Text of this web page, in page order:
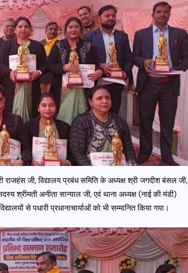
राजहंस जी, विद्यालय प्रबंध समिति के अध्यक्ष श्री जगदीश बंसल जी,
श्रीमती अनीता सान्याल जी, एवं थाना अध्यक्ष (नाई की मंडी)
से पधारी प्रधानाचार्याओं को भी सम्मानित किया गया।